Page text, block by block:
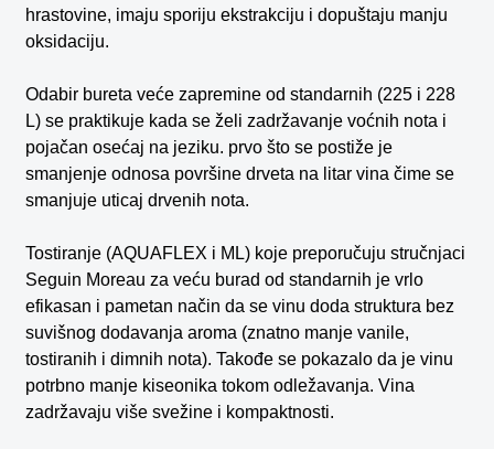
hrastovine, imaju sporiju ekstrakciju i dopuštaju manju
oksidaciju.
Odabir bureta veće zapremine od standarnih (225 i 228
L) se praktikuje kada se želi zadržavanje voćnih nota i
pojačan osećaj na jeziku. prvo što se postiže je
smanjenje odnosa površine drveta na litar vina čime se
smanjuje uticaj drvenih nota.
Tostiranje (AQUAFLEX i ML) koje preporučuju stručnjaci
Seguin Moreau za veću burad od standarnih je vrlo
efikasan i pametan način da se vinu doda struktura bez
suvišnog dodavanja aroma (znatno manje vanile,
tostiranih i dimnih nota). Takođe se pokazalo da je vinu
potrbno manje kiseonika tokom odležavanja. Vina
zadržavaju više svežine i kompaktnosti.